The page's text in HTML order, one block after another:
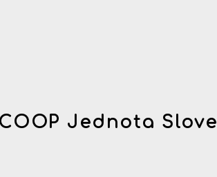
Jednota